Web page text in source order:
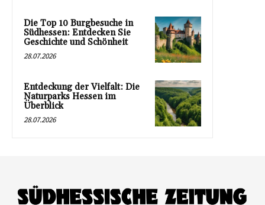
Die Top 10 Burgbesuche in
Südhessen: Entdecken Sie
Geschichte und Schönheit
28.07.2026
Entdeckung der Vielfalt: Die
Naturparks Hessen im
Überblick
28.07.2026